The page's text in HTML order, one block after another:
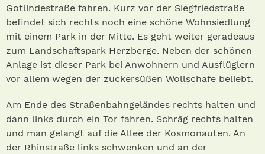
Gotlindestraße fahren. Kurz vor der Siegfriedstraße
befindet sich rechts noch eine schöne Wohnsiedlung
mit einem Park in der Mitte. Es geht weiter geradeaus
zum Landschaftspark Herzberge. Neben der schönen
Anlage ist dieser Park bei Anwohnern und Ausflüglern
vor allem wegen der zuckersüßen Wollschafe beliebt.
Am Ende des Straßenbahngeländes rechts halten und
dann links durch ein Tor fahren. Schräg rechts halten
und man gelangt auf die Allee der Kosmonauten. An
der Rhinstraße links schwenken und an der